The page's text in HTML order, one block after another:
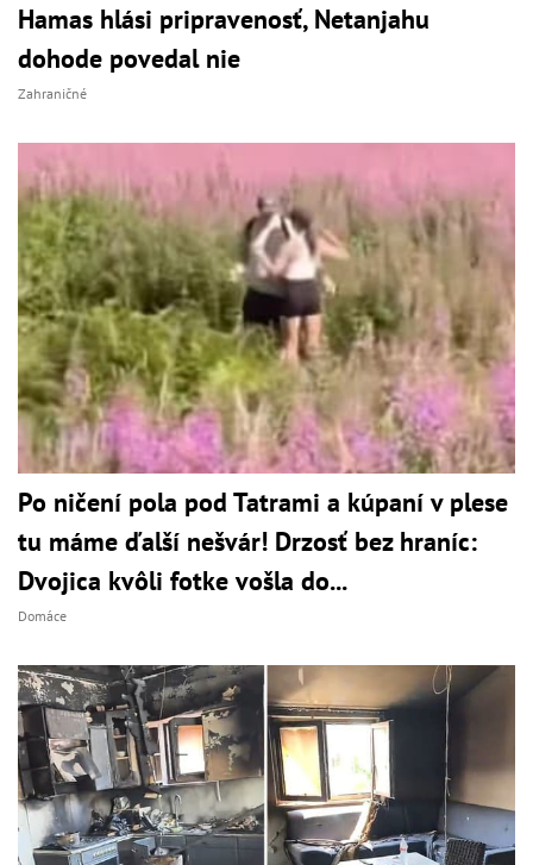
Hamas hlási pripravenosť, Netanjahu
dohode povedal nie
Zahraničné
Po ničení pola pod Tatrami a kúpaní v plese
tu máme ďalší nešvár! Drzosť bez hraníc:
Dvojica kvôli fotke vošla do...
Domáce